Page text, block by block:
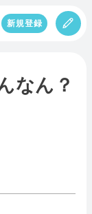
新規登録
なん？